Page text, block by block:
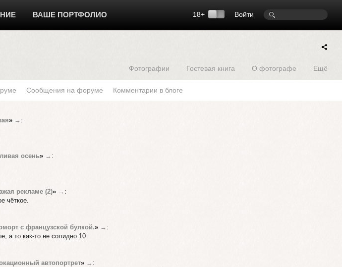
Войти
18+
ВАШЕ ПОРТФОЛИО
Фотографии Гостевая книга О фотографе Ещё
Сообщения на форуме Комментарии в блоге
» → :
осень» → :
рекламе (2)» → :
чёткое.
с французской булкой.» → :
а то как-то не солидно.10
автопортрет» → :